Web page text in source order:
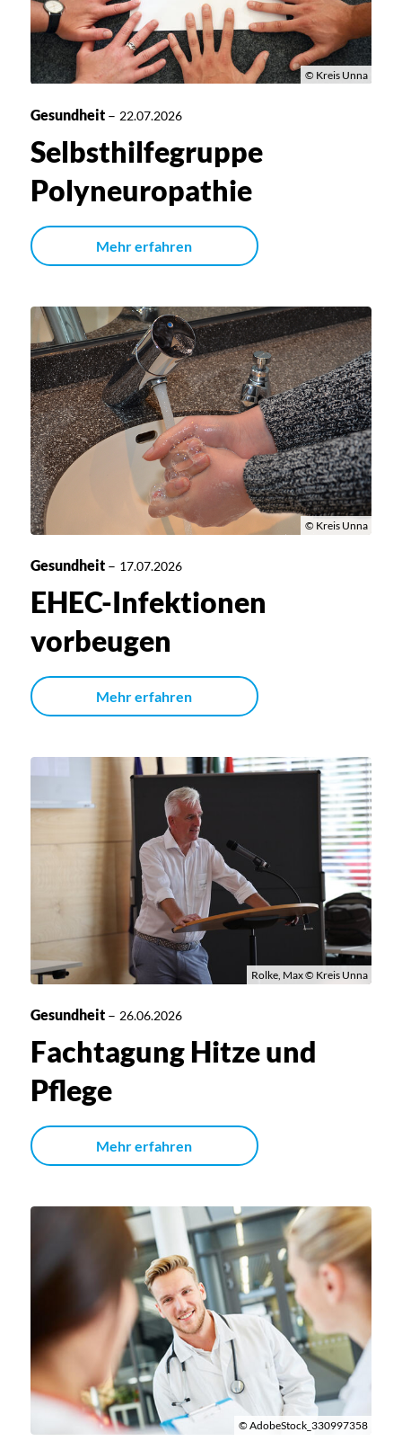
© Kreis Unna
Gesundheit– 22.07.2026
Selbsthilfegruppe
Polyneuropathie
Mehr erfahren
© Kreis Unna
Gesundheit– 17.07.2026
EHEC-Infektionen
vorbeugen
Mehr erfahren
Rolke, Max © Kreis Unna
Gesundheit– 26.06.2026
Fachtagung Hitze und
Pflege
Mehr erfahren
© AdobeStock_330997358